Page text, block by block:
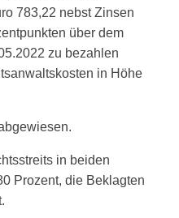
783,22 nebst Zinsen
über dem
zu bezahlen
in Höhe
in beiden
Prozent, die Beklagten